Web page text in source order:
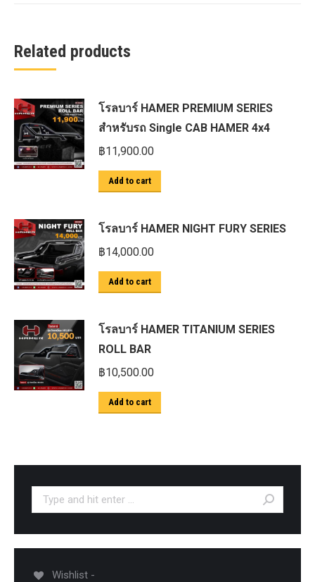
Related products
โรลบาร์ HAMER PREMIUM SERIES
สำหรับรถ Single CAB HAMER 4x4
฿11,900.00
Add to cart
โรลบาร์ HAMER NIGHT FURY SERIES
฿14,000.00
Add to cart
โรลบาร์ HAMER TITANIUM SERIES
ROLL BAR
฿10,500.00
Add to cart
Search:
Wishlist -